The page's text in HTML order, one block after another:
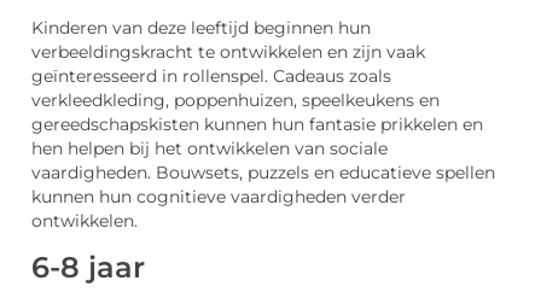
Kinderen van deze leeftijd beginnen hun
verbeeldingskracht te ontwikkelen en zijn vaak
geïnteresseerd in rollenspel. Cadeaus zoals
verkleedkleding, poppenhuizen, speelkeukens en
gereedschapskisten kunnen hun fantasie prikkelen en
hen helpen bij het ontwikkelen van sociale
vaardigheden. Bouwsets, puzzels en educatieve spellen
kunnen hun cognitieve vaardigheden verder
ontwikkelen.
6-8 jaar